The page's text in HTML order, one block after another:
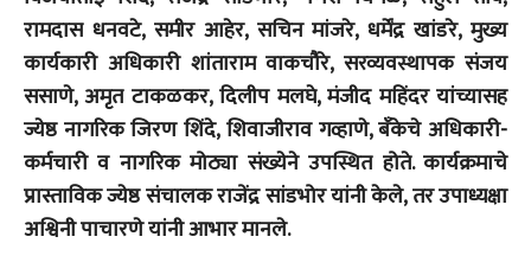
रामदास धनवटे, समीर आहेर, सचिन मांजरे, धर्मेंद्र खांडरे, मुख्य
कार्यकारी अधिकारी शांताराम वाकचौरे, सरव्यवस्थापक संजय
ससाणे, अमृत टाकळकर, दिलीप मलघे, मंजीद महिंदर यांच्यासह
ज्येष्ठ नागरिक जिरण शिंदे, शिवाजीराव गव्हाणे, बँकेचे अधिकारी-
कर्मचारी व नागरिक मोठ्या संख्येने उपस्थित होते. कार्यक्रमाचे
प्रास्ताविक ज्येष्ठ संचालक राजेंद्र सांडभोर यांनी केले, तर उपाध्यक्षा
अश्विनी पाचारणे यांनी आभार मानले.